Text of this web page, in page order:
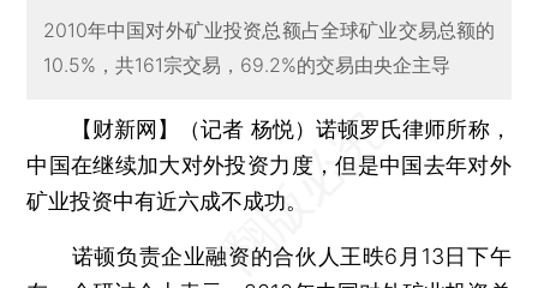
2010年中国对外矿业投资总额占全球矿业交易总额的
10.5%，共161宗交易，69.2%的交易由央企主导
【财新网】（记者 杨悦） 诺顿罗氏律师所称，
中国在继续加大对外投资力度，但是中国去年对外
矿业投资中有近六成不成功。
诺顿负责企业融资的合伙人王昳6月13日下午